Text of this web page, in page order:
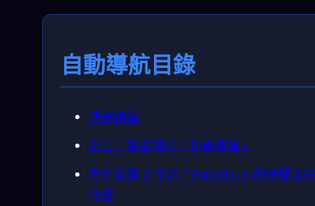
自動導航目錄
快速精華
引言：我看到的「加碼背後」
為什麼是 2 奈米？Rapid u s 的時間表
什麼